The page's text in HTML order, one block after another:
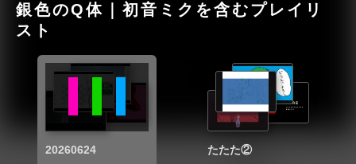
銀色のQ体｜初音ミクを含むプレイリ
スト
20260624 たたた②